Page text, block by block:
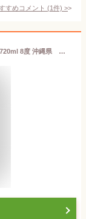
すめコメント (1件) >
リキュール 泡盛蔵元 石川酒造場 マンゴー梅酒 720ml 8度 沖縄県 ギフト プレゼント(4996273002352)